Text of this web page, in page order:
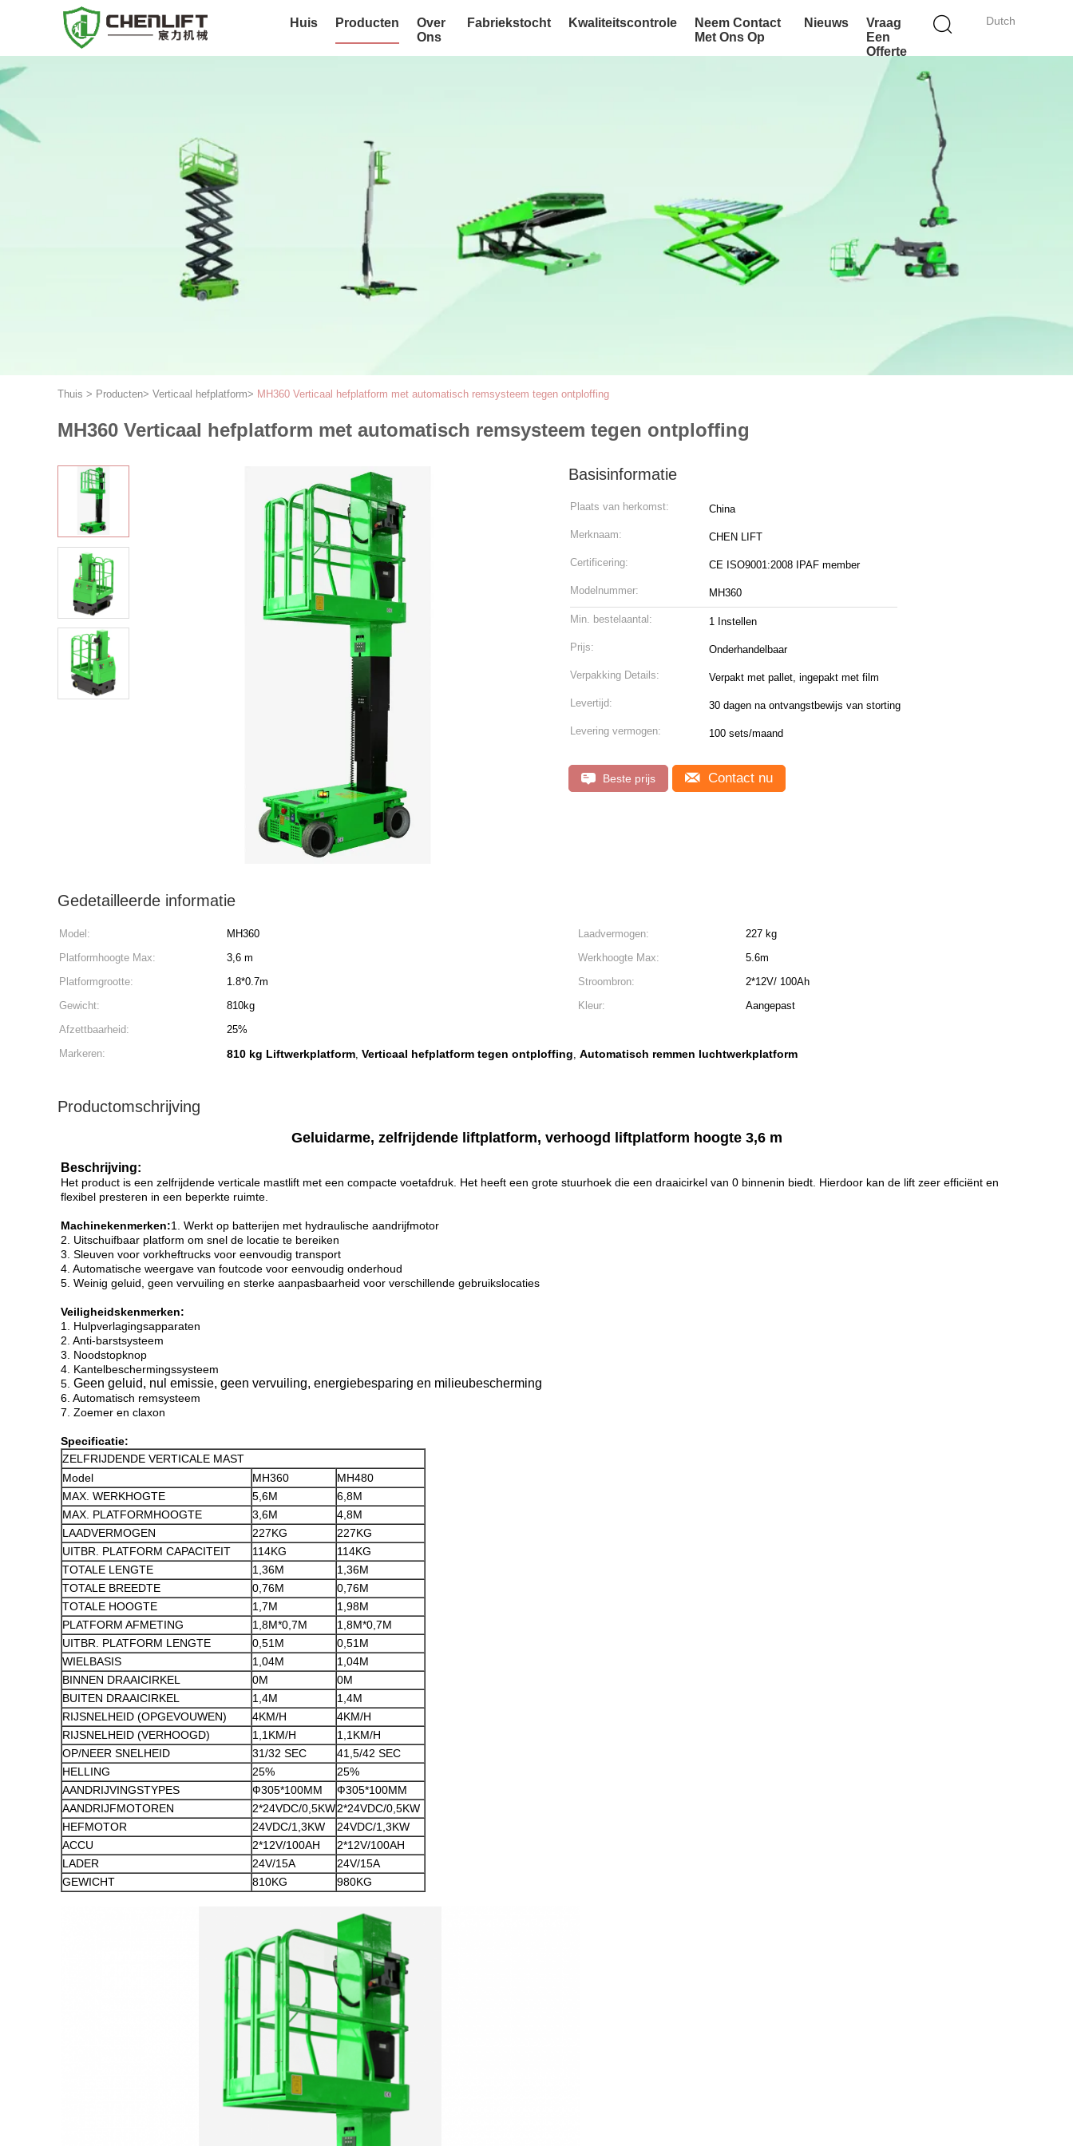
Dutch
Huis Producten
Over
Ons
Fabriekstocht Kwaliteitscontrole
Neem Contact
Met Ons Op
Nieuws
Vraag
Een
Offerte
Thuis > Producten> Verticaal hefplatform> MH360 Verticaal hefplatform met automatisch remsysteem tegen ontploffing
MH360 Verticaal hefplatform met automatisch remsysteem tegen ontploffing
Basisinformatie
Plaats van herkomst: China
Merknaam: CHEN LIFT
Certificering: CE ISO9001:2008 IPAF member
Modelnummer: MH360
Min. bestelaantal: 1 Instellen
Prijs: Onderhandelbaar
Verpakking Details: Verpakt met pallet, ingepakt met film
Levertijd: 30 dagen na ontvangstbewijs van storting
Levering vermogen: 100 sets/maand
Beste prijs Contact nu
Gedetailleerde informatie
Model: MH360 Laadvermogen:
227 kg
Platformhoogte Max:
3,6 m Werkhoogte Max:
5.6m
Platformgrootte:
1.8*0.7m Stroombron:
2*12V/ 100Ah
Gewicht:
810kg Kleur:
Aangepast
Afzettbaarheid:
25%
Markeren:
810 kg Liftwerkplatform, Verticaal hefplatform tegen ontploffing, Automatisch remmen luchtwerkplatform
Productomschrijving
Geluidarme, zelfrijdende liftplatform, verhoogd liftplatform hoogte 3,6 m
Beschrijving:
Het product is een zelfrijdende verticale mastlift met een compacte voetafdruk. Het heeft een grote stuurhoek die een draaicirkel van 0 binnenin biedt. Hierdoor kan de lift zeer efficiënt en
flexibel presteren in een beperkte ruimte.
Machinekenmerken:1. Werkt op batterijen met hydraulische aandrijfmotor
2. Uitschuifbaar platform om snel de locatie te bereiken
3. Sleuven voor vorkheftrucks voor eenvoudig transport
4. Automatische weergave van foutcode voor eenvoudig onderhoud
5. Weinig geluid, geen vervuiling en sterke aanpasbaarheid voor verschillende gebruikslocaties
Veiligheidskenmerken:
1. Hulpverlagingsapparaten
2. Anti-barstsysteem
3. Noodstopknop
4. Kantelbeschermingssysteem
5. Geen geluid, nul emissie, geen vervuiling, energiebesparing en milieubescherming
6. Automatisch remsysteem
7. Zoemer en claxon
Specificatie:
ZELFRIJDENDE VERTICALE MAST
Model
MH360
MH480
MAX. WERKHOGTE
5,6M
6,8M
MAX. PLATFORMHOOGTE
3,6M
4,8M
LAADVERMOGEN
227KG
227KG
UITBR. PLATFORM CAPACITEIT
114KG
114KG
TOTALE LENGTE
1,36M
1,36M
TOTALE BREEDTE
0,76M
0,76M
TOTALE HOOGTE
1,7M
1,98M
PLATFORM AFMETING
1,8M*0,7M
1,8M*0,7M
UITBR. PLATFORM LENGTE
0,51M
0,51M
WIELBASIS
1,04M
1,04M
BINNEN DRAAICIRKEL
0M
0M
BUITEN DRAAICIRKEL
1,4M
1,4M
RIJSNELHEID (OPGEVOUWEN)
4KM/H
4KM/H
RIJSNELHEID (VERHOOGD)
1,1KM/H
1,1KM/H
OP/NEER SNELHEID
31/32 SEC
41,5/42 SEC
HELLING
25%
25%
AANDRIJVINGSTYPES
Ф305*100MM
Ф305*100MM
AANDRIJFMOTOREN
2*24VDC/0,5KW2*24VDC/0,5KW
HEFMOTOR
24VDC/1,3KW
24VDC/1,3KW
ACCU
2*12V/100AH
2*12V/100AH
LADER
24V/15A
24V/15A
GEWICHT
810KG 980KG